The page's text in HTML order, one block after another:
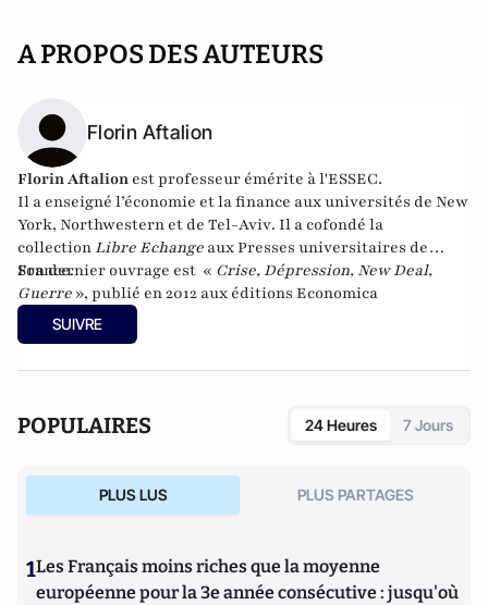
A PROPOS DES AUTEURS
Florin Aftalion
Florin Aftalion est professeur émérite à l'ESSEC.
Il a enseigné l’économie et la finance aux universités de New
York, Northwestern et de Tel-Aviv. Il a cofondé la
collection Libre Echange auxPresses universitaires de
France.
Son dernier ouvrage est « Crise, Dépression, New Deal,
Guerre », publié en 2012 aux éditions Economica
SUIVRE
POPULAIRES 24 Heures 7 Jours
PLUS LUS PLUS PARTAGES
1Les Français moins riches que la moyenne
européenne pour la 3e année consécutive : jusqu'où